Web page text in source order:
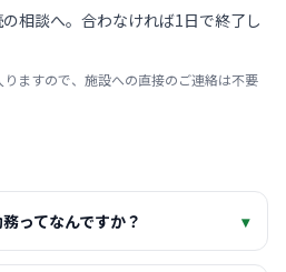
相談へ。合わなければ1日で終了し
ますので、施設への直接のご連絡は不要
ってなんですか？ ▾